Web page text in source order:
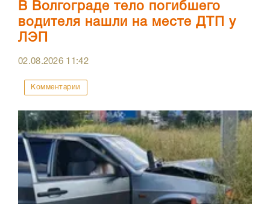
В Волгограде тело погибшего
водителя нашли на месте ДТП у
ЛЭП
02.08.2026 11:42
Комментарии